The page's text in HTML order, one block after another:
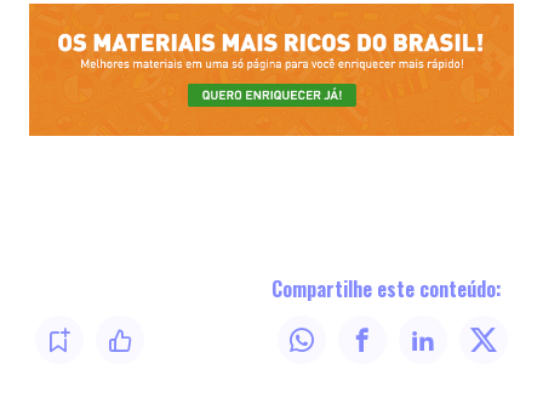
Compartilhe este conteúdo: